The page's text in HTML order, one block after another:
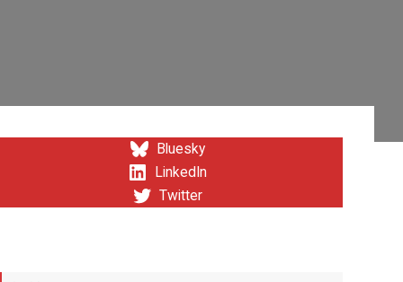
Bluesky
LinkedIn
Twitter